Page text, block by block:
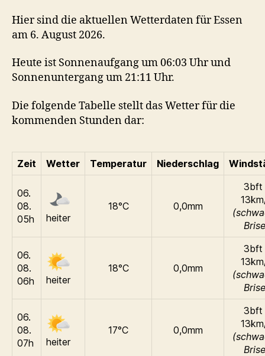
Vorhersage
6.
August
Hier sind die aktuellen Wetterdaten für Essen
am 6. August 2026.
Heute ist Sonnenaufgang um 06:03 Uhr und
Sonnenuntergang um 21:11 Uhr.
Die folgende Tabelle stellt das Wetter für die
kommenden Stunden dar:
Zeit Wetter Temperatur Niederschlag
06.
08.
05h
heiter
18°C 0,0mm
3bft
06.
08.
06h
heiter
18°C 0,0mm
3bft
06.
08.
07h
heiter
17°C 0,0mm
3bft